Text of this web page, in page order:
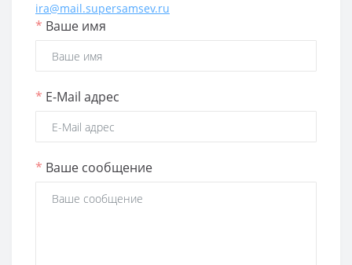
ira@mail.supersamsev.ru
* Ваше имя
* E-Mail адрес
* Ваше сообщение